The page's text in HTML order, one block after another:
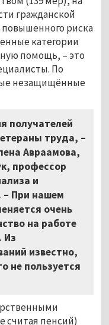
гражданской
риска
категории
помощь, –это
По
незащищённые
получателей
труда, –
Авраамова,
профессор
и
– При нашем
очень
на работе
Из
известно,
не пользуется
пенсий)